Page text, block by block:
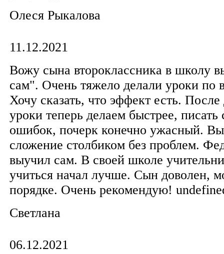
Олеся Рыкалова
11.12.2021
Вожу сына второклассника в школу
сам". Очень тяжело делали уроки по
Хочу сказать, что эффект есть. После
уроки теперь делаем быстрее, писать
ошибок, почерк конечно ужасный.
сложение столбиком без проблем.
выучил сам. В своей школе
учиться начал лучше. Сын доволен,
порядке. Очень рекомендую!
Светлана
06.12.2021